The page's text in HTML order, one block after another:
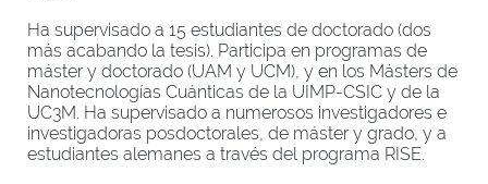
Ha supervisado a 15 estudiantes de doctorado (dos
más acabando la tesis). Participa en programas de
máster y doctorado (UAM y UCM), y en los Másters de
Nanotecnologías Cuánticas de la UIMP-CSIC y de la
UC3M. Ha supervisado a numerosos investigadores e
investigadoras posdoctorales, de máster y grado, y a
estudiantes alemanes a través del programa RISE.